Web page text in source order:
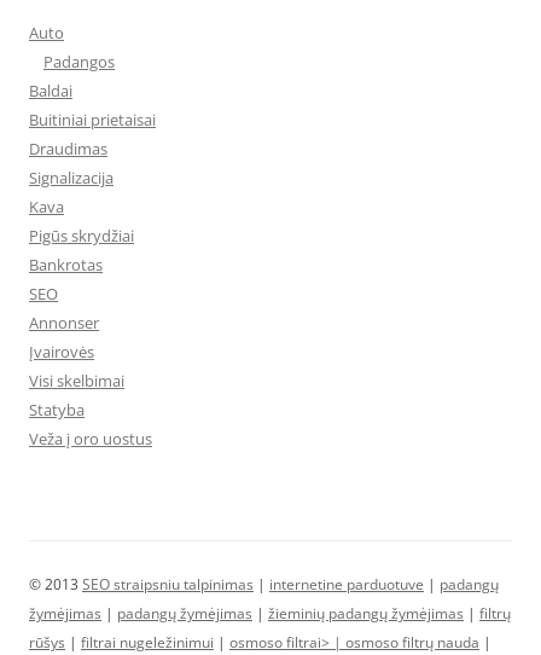
Auto
Padangos
Baldai
Buitiniai prietaisai
Draudimas
Signalizacija
Kava
Pigūs skrydžiai
Bankrotas
SEO
Annonser
Įvairovės
Visi skelbimai
Statyba
Veža į oro uostus
© 2013 SEO straipsniu talpinimas | internetine parduotuve | padangų
žymėjimas | padangų žymėjimas | žieminių padangų žymėjimas | filtrų
rūšys | filtrai nugeležinimui | osmoso filtrai> | osmoso filtrų nauda |